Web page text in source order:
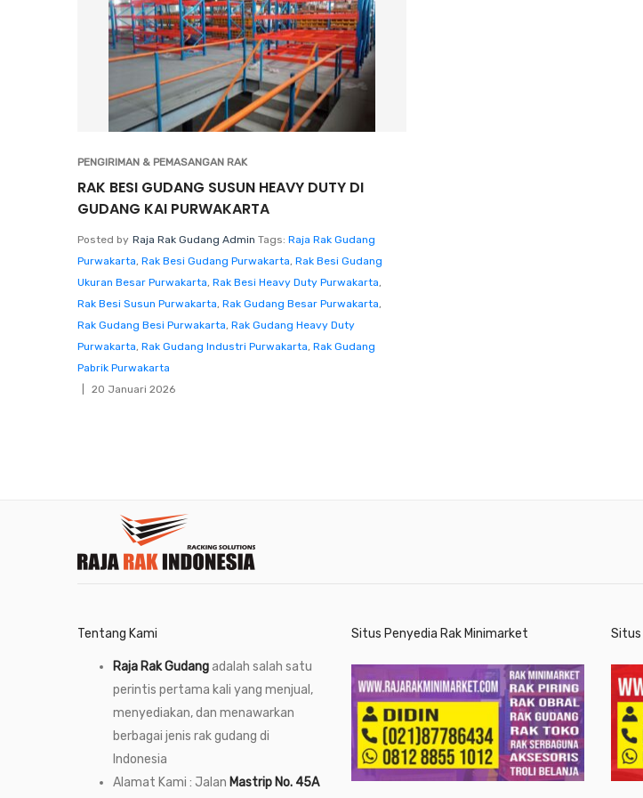
PENGIRIMAN & PEMASANGAN RAK
RAK BESI GUDANG SUSUN HEAVY DUTY DI
GUDANG KAI PURWAKARTA
Posted by Raja Rak Gudang Admin Tags: Raja Rak Gudang
Purwakarta, Rak Besi Gudang Purwakarta, Rak Besi Gudang
Ukuran Besar Purwakarta, Rak Besi Heavy Duty Purwakarta,
Rak Besi Susun Purwakarta, Rak Gudang Besar Purwakarta,
Rak Gudang Besi Purwakarta, Rak Gudang Heavy Duty
Purwakarta, Rak Gudang Industri Purwakarta, Rak Gudang
Pabrik Purwakarta
20 Januari 2026
Tentang Kami
Raja Rak Gudangadalah salah satu
perintis pertama kali yang menjual,
menyediakan, dan menawarkan
berbagai jenis rak gudang di
Indonesia
Alamat Kami : Jalan Mastrip No. 45A
Situs Penyedia Rak Minimarket Situs